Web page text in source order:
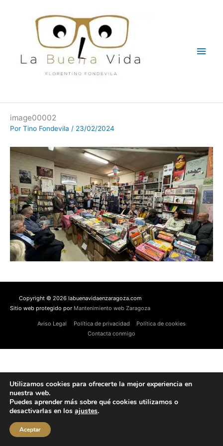
image00002
Por Tino Fondevila / 23/02/2024
Copyright © 2026 labuenavidaenzaragoza.com
Sitio web protegido por Mantenimiento web Zaragoza
Aviso Legal Política de privacidad
Política de cookies
Contacta conmigo
Utilizamos cookies para ofrecerte la mejor experiencia en
nuestra web.
Puedes aprender más sobre qué cookies utilizamos o
desactivarlas en los ajustes.
Aceptar